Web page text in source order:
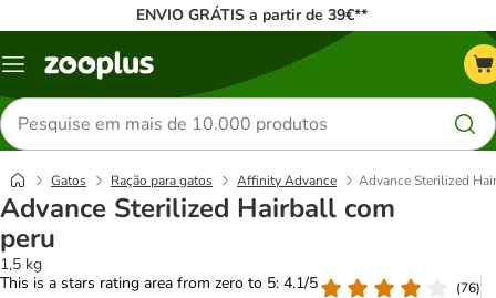
ENVIO GRÁTIS a partir de 39€**
Menu
Pesquisar
produtos
Gatos Ração para gatos Affinity Advance Advance Sterilized
Advance Sterilized Hairball com
peru
1,5 kg
This is a stars rating area from zero to 5: 4.1/5
(76)